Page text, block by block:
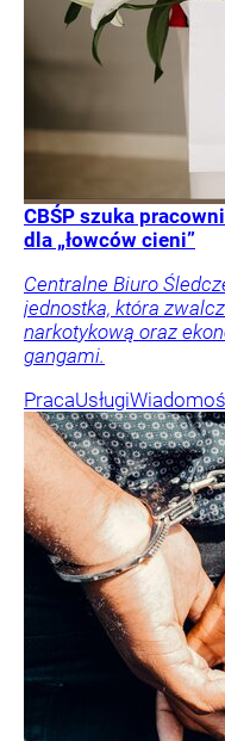
CBŚP szuka
dla „łowców cieni”
Centralne Biuro
jednostka, która
narkotykową oraz
gangami.
PracaUsługi